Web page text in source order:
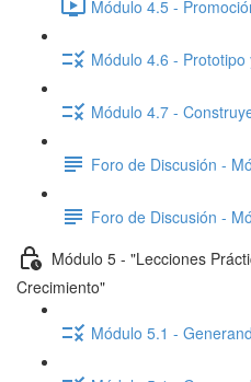
Módulo 4.5 -
Módulo 4.6 -
Módulo 4.7 -
Foro de Discusión -
Foro de Discusión -
Módulo 5 - "Lecciones
Crecimiento"
Módulo 5.1 -